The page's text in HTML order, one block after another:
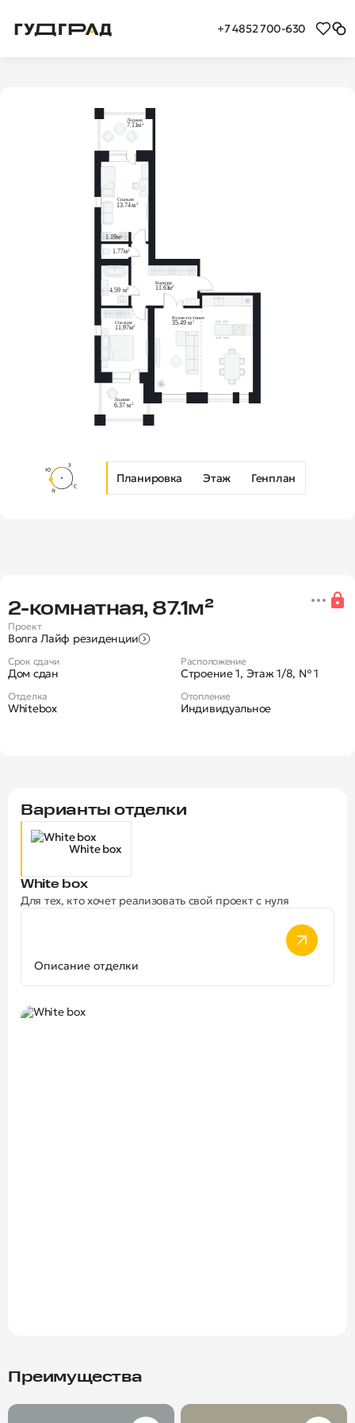
+7 4852 700-630
Планировка Этаж Генплан
Новая 2-комнатная квартира в
2‑комнатная, 87.1м²
Проект
Волга Лайф резиденции
Срок сдачи
Дом сдан
Расположение
Строение 1, Этаж 1/8, № 1
Отделка
Whitebox
Отопление
Индивидуальное
Варианты отделки
White box
White box
Для тех, кто хочет реализовать свой проект с нуля
Описание отделки
Преимущества